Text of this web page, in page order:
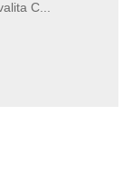
C...